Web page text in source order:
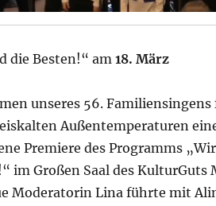
d
o
die Besten!“ am18. März
unseres 56.
Außentemperaturen
Premiere des Programms
im Großen Saal des KulturGuts
Moderatorin Lina führte mit